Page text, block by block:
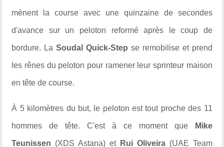
mènent la course avec une quinzaine de secondes
d'avance sur un peloton reformé après le coup de
bordure. LaSoudal Quick-Step se remobilise et prend
les rênes du peloton pour ramener leur sprinteur maison
en tête de course.
À 5 kilomètres du but, le peloton est tout proche des 11
hommes de tête. C'est à ce moment que Mike
Teunissen (XDS Astana) et Rui Oliveira(UAE Team